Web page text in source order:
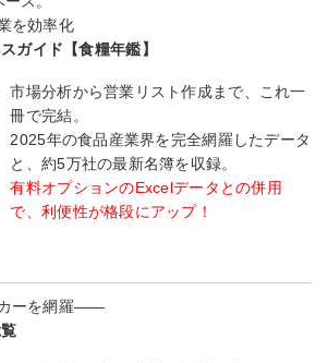
を効率化
ガイド【食糧年鑑】
市場分析から営業リスト作成まで、これ一
冊で完結。
2025年の食品産業界を完全網羅したデータ
と、約5万社の最新名簿を収録。
有料オプションのExcelデータとの併用
で、利便性が格段にアップ！
ーを網羅――